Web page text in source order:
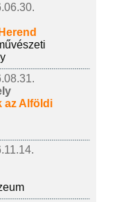
az Alföldi